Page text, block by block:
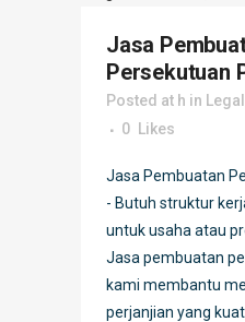
Jasa
Persekutuan
Posted at h in Legal
0
Likes
Jasa Pembuatan
- Butuh struktur
untuk usaha atau
Jasa pembuatan
kami membantu
perjanjian yang